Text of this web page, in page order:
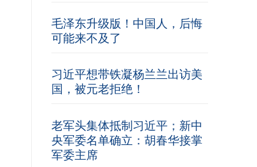
毛泽东升级版！中国人，后悔
可能来不及了
习近平想带铁凝杨兰兰出访美
国，被元老拒绝！
老军头集体抵制习近平；新中
央军委名单确立：胡春华接掌
军委主席